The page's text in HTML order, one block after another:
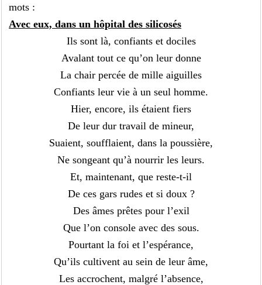
mots :
Avec eux, dans un hôpital des silicosés
Ils sont là, confiants et dociles
Avalant tout ce qu’on leur donne
La chair percée de mille aiguilles
Confiants leur vie à un seul homme.
Hier, encore, ils étaient fiers
De leur dur travail de mineur,
Suaient, soufflaient, dans la poussière,
Ne songeant qu’à nourrir les leurs.
Et, maintenant, que reste-t-il
De ces gars rudes et si doux ?
Des âmes prêtes pour l’exil
Que l’on console avec des sous.
Pourtant la foi et l’espérance,
Qu’ils cultivent au sein de leur âme,
Les accrochent, malgré l’absence,